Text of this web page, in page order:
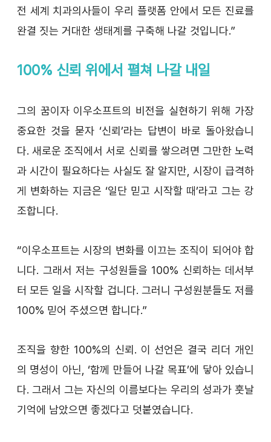
전 세계 치과의사들이 우리 플랫폼 안에서 모든 진료를
완결 짓는 거대한 생태계를 구축해 나갈 것입니다.”
100% 신뢰 위에서 펼쳐 나갈 내일
그의 꿈이자 이우소프트의 비전을 실현하기 위해 가장
중요한 것을 묻자 ‘신뢰’라는 답변이 바로 돌아왔습니
다. 새로운 조직에서 서로 신뢰를 쌓으려면 그만한 노력
과 시간이 필요하다는 사실도 잘 알지만, 시장이 급격하
게 변화하는 지금은 ‘일단 믿고 시작할 때’라고 그는 강
조합니다.
“이우소프트는 시장의 변화를 이끄는 조직이 되어야 합
니다. 그래서 저는 구성원들을 100% 신뢰하는 데서부
터 모든 일을 시작할 겁니다. 그러니 구성원분들도 저를
100% 믿어 주셨으면 합니다.”
조직을 향한 100%의 신뢰. 이 선언은 결국 리더 개인
의 명성이 아닌, ‘함께 만들어 나갈 목표’에 닿아 있습니
다. 그래서 그는 자신의 이름보다는 우리의 성과가 훗날
기억에 남았으면 좋겠다고 덧붙였습니다.